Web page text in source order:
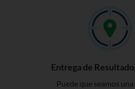
Entrega de
Puede que seamos